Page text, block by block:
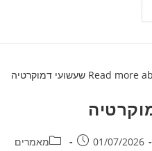
01/07/2026 מאמרים